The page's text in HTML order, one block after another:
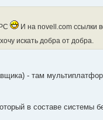
И на novell.com ссылки
искать добра от добра.
- там
в составе системы